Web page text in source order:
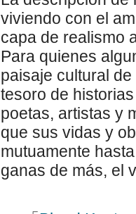
viviendo con el
capa de realismo
Para quienes
paisaje cultural
tesoro de
poetas, artistas y
que sus vidas y
mutuamente
ganas de más, el